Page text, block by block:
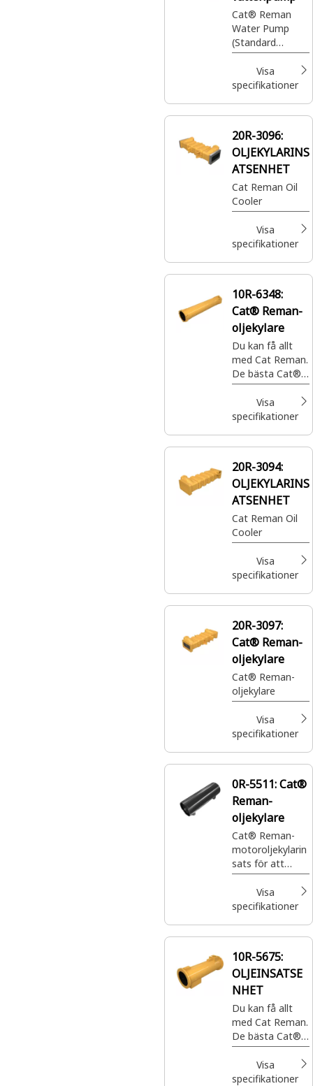
Cat® Reman
Water Pump
(Standard
Rotation) (3600)
Visa
specifikationer
20R-3096:
OLJEKYLARINS
ATSENHET
Cat Reman Oil
Cooler
Visa
specifikationer
10R-6348:
Cat® Reman-
oljekylare
Du kan få allt
med Cat Reman.
De bästa Cat®-
delarna med
fullständig
garanti när och
dem – till en
Visa
specifikationer
20R-3094:
OLJEKYLARINS
ATSENHET
Cat Reman Oil
Cooler
Visa
specifikationer
20R-3097:
Cat® Reman-
oljekylare
Cat® Reman-
oljekylare
Visa
specifikationer
0R-5511:Cat®
Reman-
oljekylare
Cat® Reman-
motoroljekylarin
sats för att
avleda värme
från oljekanaler
Visa
specifikationer
10R-5675:
OLJEINSATSE
NHET
Du kan få allt
med Cat Reman.
De bästa Cat®-
delarna med
fullständig
garanti när och
Visa
specifikationer